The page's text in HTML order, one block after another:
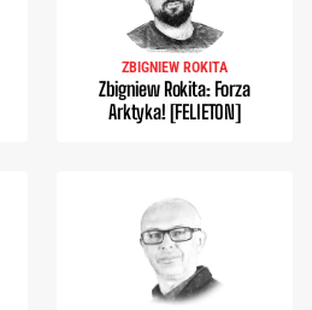
ZBIGNIEW ROKITA
Zbigniew Rokita: Forza
Arktyka! [FELIETON]